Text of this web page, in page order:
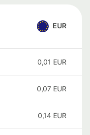
EUR
0,01 EUR
0,07 EUR
0,14 EUR